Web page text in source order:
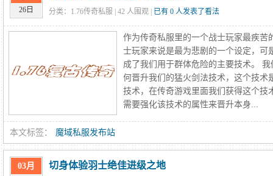
26日 分类：1.76传奇私服 | 42 人围观 | 已有 0 人发表了看法
作为传奇私服里的一个战士玩家最疾苦
士玩家来说是最为悲剧的一个设定，可
成了我们用于群体危险的主要技术。
何晋升我们的猛火剑法技术，这个技术
技术，在传奇游戏里面我们获得这个技
需要强化该技术的属性来晋升本身...
本文标签： 魔域私服发布站
03月 切身体验羽士绝佳进级之地